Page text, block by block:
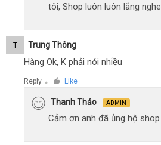
tôi, Shop luôn luôn lắng nghe
T Trung Thông
Hàng Ok, K phải nói nhiều
Reply ● Like
Thanh Thảo ADMIN
Cảm ơn anh đã ủng hộ shop